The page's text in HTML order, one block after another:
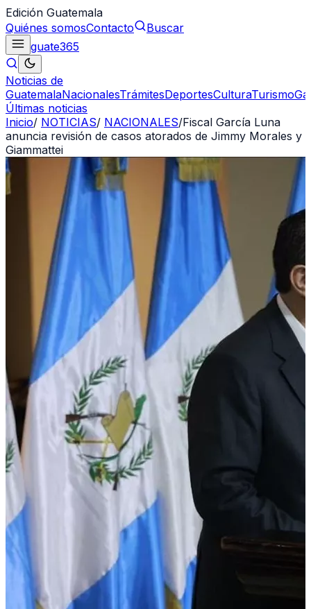
Edición Guatemala
Quiénes somosContacto
Buscar
guate365
Noticias de
GuatemalaNacionalesTrámitesDeportesCulturaTurismo
Últimas noticias
Inicio/ NOTICIAS/ NACIONALES/Fiscal García Luna
anuncia revisión de casos atorados de Jimmy Morales y
Giammattei